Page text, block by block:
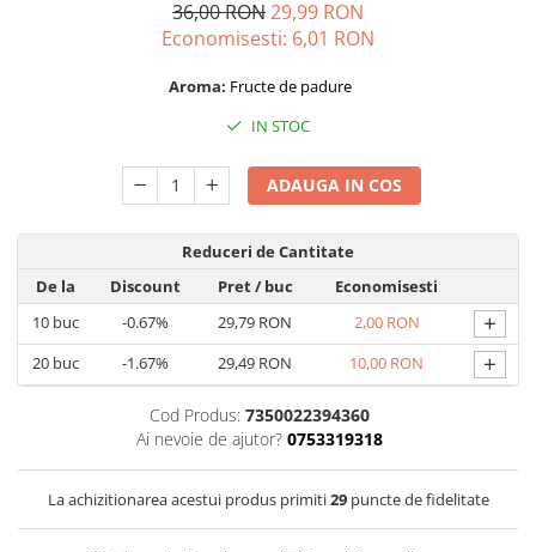
36,00 RON29,99 RON
Economisesti: 6,01 RON
Aroma: Fructe de padure
IN STOC
ADAUGA IN COS
Reduceri de Cantitate
De la
Discount Pret/ buc
Economisesti
10buc -0.67% 29,79 RON 2,00 RON +
20buc -1.67% 29,49 RON 10,00 RON +
Cod Produs: 7350022394360
Ai nevoie de ajutor? 0753319318
La achizitionarea acestui produs primiti29puncte de fidelitate